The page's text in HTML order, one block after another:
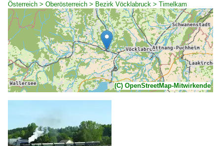
Österreich > Oberösterreich > Bezirk Vöcklabruck > Timelkam
(C) OpenStreetMap-Mitwirkende